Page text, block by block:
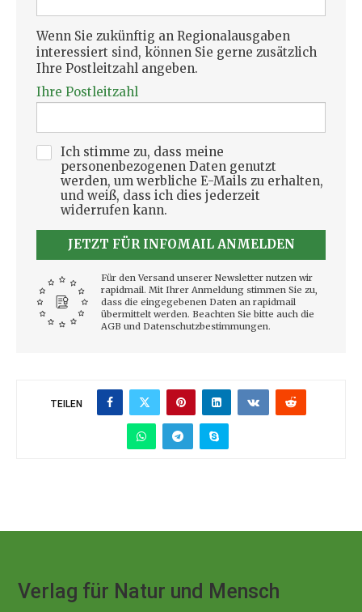
Wenn Sie zukünftig an Regionalausgaben
interessiert sind, können Sie gerne zusätzlich
Ihre Postleitzahl angeben.
Ihre Postleitzahl
Ich stimme zu, dass meine
personenbezogenen Daten genutzt
werden, um werbliche E-Mails zu erhalten,
und weiß, dass ich dies jederzeit
widerrufen kann.
JETZT FÜR INFOMAIL ANMELDEN
Für den Versand unserer Newsletter nutzen wir
rapidmail. Mit Ihrer Anmeldung stimmen Sie zu,
dass die eingegebenen Daten an rapidmail
übermittelt werden. Beachten Sie bitte auch die
AGB und Datenschutzbestimmungen.
TEILEN
Verlag für Natur und Mensch